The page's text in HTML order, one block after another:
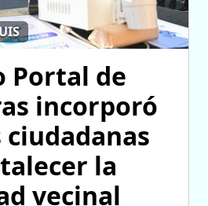
Portal de
incorporó
la
vecinal